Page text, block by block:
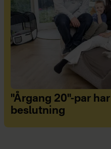
"Årgang 20"-par
beslutning